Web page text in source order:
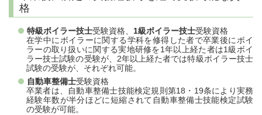
格
特級ボイラー技士受験資格、 1級ボイラー技士受験資格
在学中にボイラーに関する学科を修得した者で卒業後にボイ
ラーの取り扱いに関する実地研修を1年以上経た者は1級ボイ
ラー技士試験の受験が、2年以上経た者では特級ボイラー技士
試験の受験が、それぞれ可能。
自動車整備士受験資格
卒業者は、自動車整備士技能検定規則第18・19条により実務
経験年数が半分ほどに短縮されて自動車整備士技能検定試験
の受験が可能。